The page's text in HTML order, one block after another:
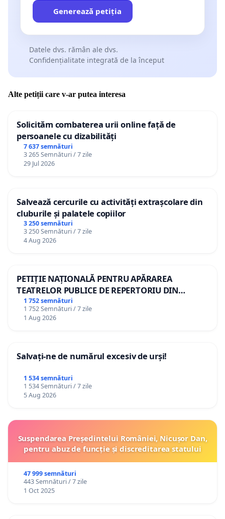
Generează petiția
Datele dvs. rămân ale dvs.
Confidențialitate integrată de la început
Alte petiții care v-ar putea interesa
Solicităm combaterea urii online față de
persoanele cu dizabilități
7 637 semnături
3 265 Semnături / 7 zile
29 Jul 2026
Salvează cercurile cu activități extrașcolare din
cluburile și palatele copiilor
3 250 semnături
3 250 Semnături / 7 zile
4 Aug 2026
PETIȚIE NAȚIONALĂ PENTRU APĂRAREA
TEATRELOR PUBLICE DE REPERTORIU DIN
ROMÂNIA
1 752 semnături
1 752 Semnături / 7 zile
1 Aug 2026
Salvați-ne de numărul excesiv de urși!
1 534 semnături
1 534 Semnături / 7 zile
5 Aug 2026
Suspendarea Președintelui României, Nicușor Dan,
pentru abuz de funcție și discreditarea statului
47 999 semnături
443 Semnături / 7 zile
1 Oct 2025